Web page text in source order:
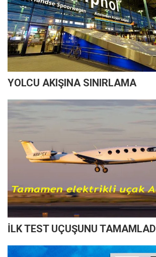
YOLCU AKIŞINA SINIRLAMA
İLK TEST UÇUŞUNU TAMAMLADI